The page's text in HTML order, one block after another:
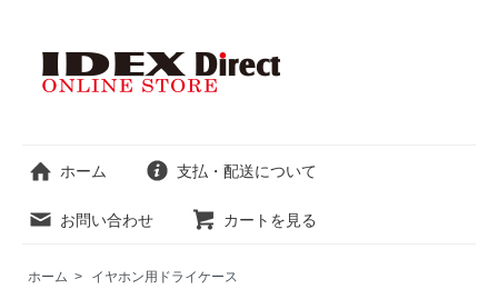
ホーム 支払・配送について
お問い合わせ カートを見る
ホーム > イヤホン用ドライケース